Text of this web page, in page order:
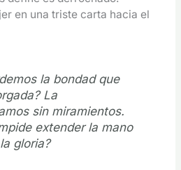
en una triste carta hacia el
la bondad que
La
sin miramientos.
extender la mano
gloria?